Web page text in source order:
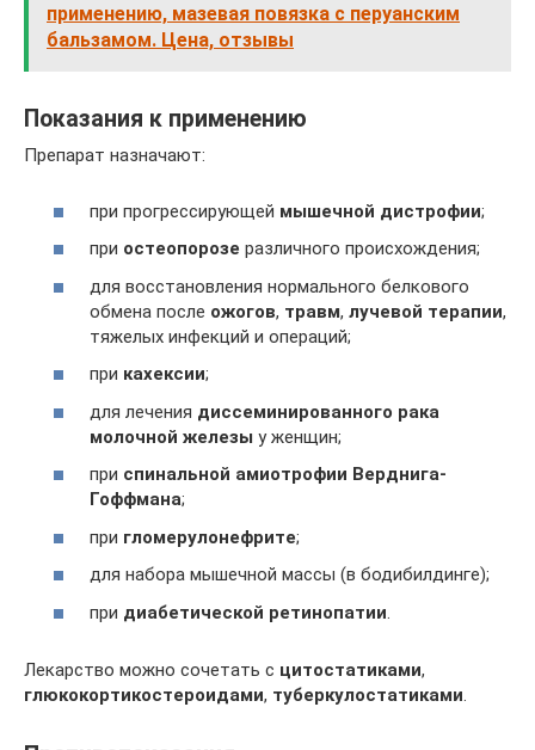
применению, мазевая повязка с перуанским
бальзамом. Цена, отзывы
Показания к применению
Препарат назначают:
при прогрессирующей мышечной дистрофии;
при остеопорозе различного происхождения;
для восстановления нормального белкового
обмена после ожогов, травм, лучевой терапии,
тяжелых инфекций и операций;
при кахексии;
для лечения диссеминированного рака
молочной железы у женщин;
при спинальной амиотрофии Верднига-
Гоффмана;
при гломерулонефрите;
для набора мышечной массы (в бодибилдинге);
при диабетической ретинопатии
Лекарство можно сочетать с цитостатиками,
глюкокортикостероидами, туберкулостатиками